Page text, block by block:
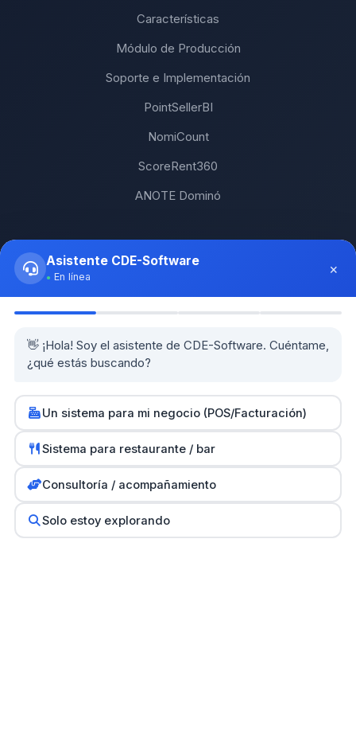
Características
Módulo de Producción
Soporte e Implementación
PointSellerBI
NomiCount
ScoreRent360
ANOTE Dominó
Soluciones
Software de Facturación RD
Software para PyMEs
Guías prácticas
Herramientas y calculadoras
0
Asistente CDE-Software
En línea ×
👋 ¡Hola! Soy el asistente de CDE-Software. Cuéntame,
¿qué estás buscando?
Un sistema para mi negocio (POS/Facturación)
Sistema para restaurante / bar
Consultoría / acompañamiento
Solo estoy explorando